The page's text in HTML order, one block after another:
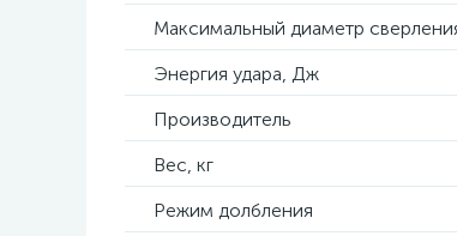
Максимальный диаметр
Энергия удара, Дж
Производитель
Вес, кг
Режим долбления